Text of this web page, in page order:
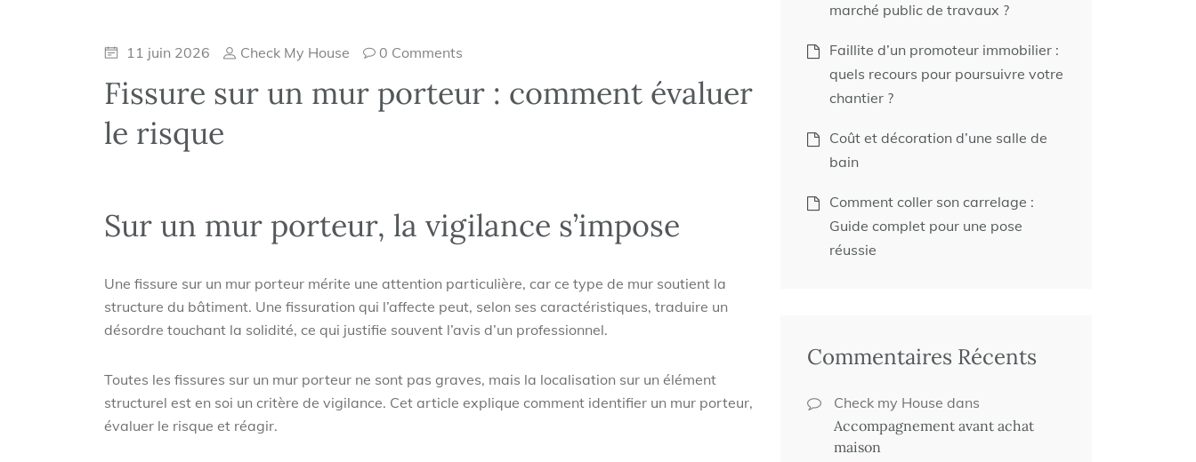
11 juin 2026 Check My House 0 Comments
Fissure sur un mur porteur : comment évaluer
le risque
Sur un mur porteur, la vigilance s’impose
Une fissure sur un mur porteur mérite une attention particulière, car ce type de mur soutient la
structure du bâtiment. Une fissuration qui l’affecte peut, selon ses caractéristiques, traduire un
désordre touchant la solidité, ce qui justifie souvent l’avis d’un professionnel.
Toutes les fissures sur un mur porteur ne sont pas graves, mais la localisation sur un élément
structurel est en soi un critère de vigilance. Cet article explique comment identifier un mur porteur,
évaluer le risque et réagir.
marché public de travaux ?
Faillite d’un promoteur immobilier :
quels recours pour poursuivre votre
chantier ?
Coût et décoration d’une salle de
bain
Comment coller son carrelage :
Guide complet pour une pose
réussie
Commentaires Récents
Check my House dans
Accompagnement avant achat
maison